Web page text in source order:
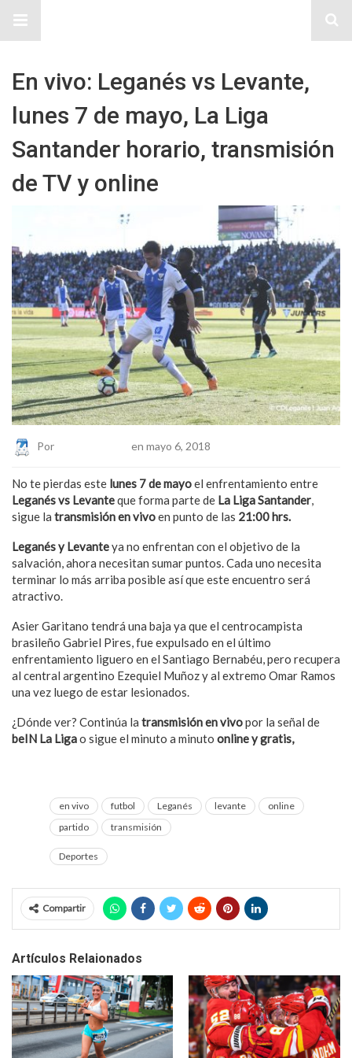
En vivo: Leganés vs Levante,
lunes 7 de mayo, La Liga
Santander horario, transmisión
de TV y online
Por en mayo 6, 2018
No te pierdas este lunes 7 de mayoel enfrentamiento entre
Leganés vs Levanteque forma parte de La Liga Santander,
sigue la transmisión en vivoen punto de las 21:00 hrs.
Leganés y Levanteya no enfrentan con el objetivo de la
salvación, ahora necesitan sumar puntos. Cada uno necesita
terminar lo más arriba posible así que este encuentro será
atractivo.
Asier Garitano tendrá una baja ya que el centrocampista
brasileño Gabriel Pires, fue expulsado en el último
enfrentamiento liguero en el Santiago Bernabéu, pero recupera
al central argentino Ezequiel Muñoz y al extremo Omar Ramos
una vez luego de estar lesionados.
¿Dónde ver? Continúa la transmisión en vivopor la señal de
beIN La Ligao sigue el minuto a minuto online y gratis,
en vivo futbol Leganés levante
online
partido
transmisión
Deportes
Compartir
Artículos Relaionados